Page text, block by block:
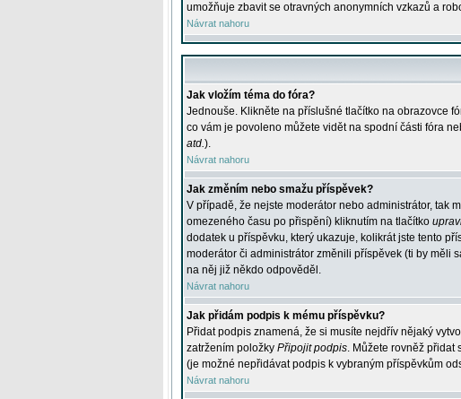
umožňuje zbavit se otravných anonymních vzkazů a
Návrat nahoru
Jak vložím téma do fóra?
Jednouše. Klikněte na příslušné tlačítko na obrazovce
co vám je povoleno můžete vidět na spodní části fóra
atd.).
Návrat nahoru
Jak změním nebo smažu příspěvek?
V případě, že nejste moderátor nebo administrátor, tak
omezeného času po přispění) kliknutím na tlačítko
dodatek u příspěvku, který ukazuje, kolikrát jste tento
moderátor či administrátor změnili příspěvek (ti by měli
na něj již někdo odpověděl.
Návrat nahoru
Jak přidám podpis k mému příspěvku?
Přidat podpis znamená, že si musíte nejdřív nějaký
zatržením položky Připojit podpis. Můžete rovněž přidat
(je možné nepřidávat podpis k vybraným příspěvkům
Návrat nahoru